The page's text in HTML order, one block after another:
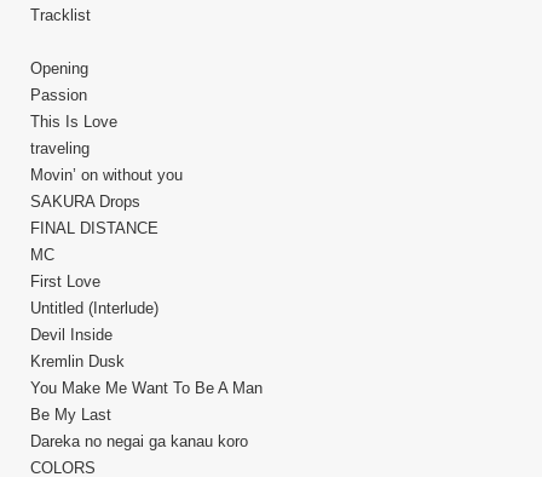
Tracklist
Opening
Passion
This Is Love
traveling
Movin’ on without you
SAKURA Drops
FINAL DISTANCE
MC
First Love
Untitled (Interlude)
Devil Inside
Kremlin Dusk
You Make Me Want To Be A Man
Be My Last
Dareka no negai ga kanau koro
COLORS